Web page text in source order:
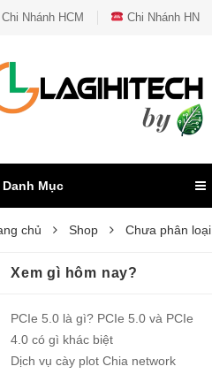
Chi Nhánh HCM Chi Nhánh HN
Danh Mục
chủ Shop Chưa phân loại
Xem gì hôm nay?
PCIe 5.0 là gì? PCIe 5.0 và PCIe
4.0 có gì khác biệt
Dịch vụ cày plot Chia network